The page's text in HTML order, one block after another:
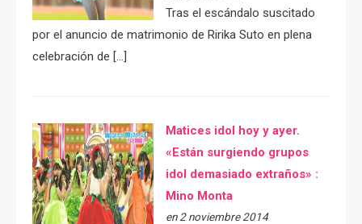
Tras el escándalo suscitado
por el anuncio de matrimonio de Ririka Suto en plena
celebración de […]
Matices idol hoy y ayer.
«Están surgiendo grupos
idol demasiado extraños» :
Mino Monta
en 2 noviembre 2014